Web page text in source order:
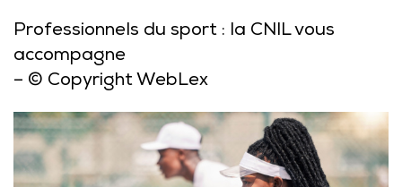
Professionnels du sport : la CNIL vous
accompagne
– © Copyright WebLex